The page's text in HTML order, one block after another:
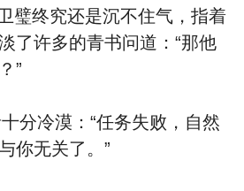
终究还是沉不住气，指着
了许多的青书问道：“那他
”
分冷漠：“任务失败，自然
你无关了。”